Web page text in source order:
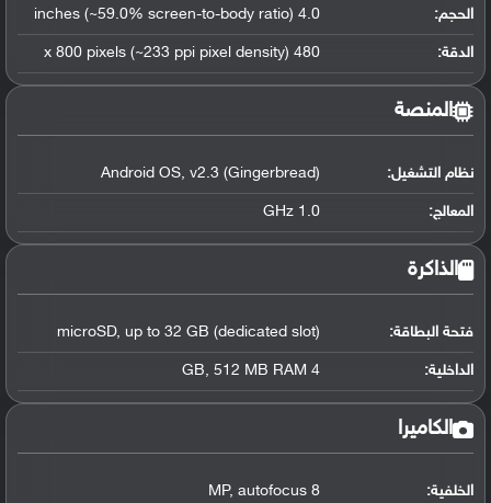
الحجم: 4.0 inches (~59.0% screen-to-body ratio)
الدقة: 480 x 800 pixels (~233 ppi pixel density)
المنصة
نظام التشغيل:
Android OS, v2.3 (Gingerbread)
المعالج:
1.0 GHz
الذاكرة
فتحة البطاقة: microSD, up to 32 GB (dedicated slot)
الداخلية: 4 GB, 512 MB RAM
الكاميرا
الخلفية: 8 MP, autofocus